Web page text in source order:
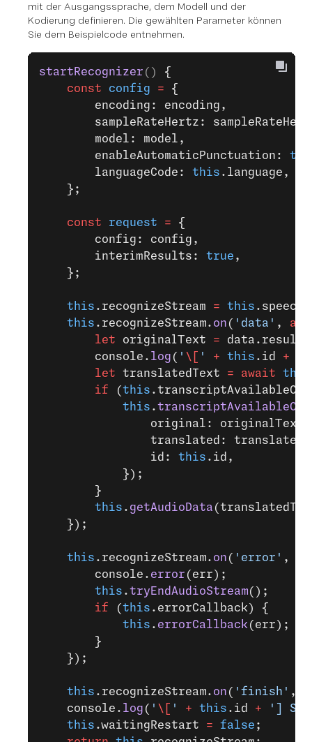
mit der Ausgangssprache, dem Modell und der
Kodierung definieren. Die gewählten Parameter können
Sie dem Beispielcode entnehmen.
startRecognizer () {
    const
config = {
        encoding: encoding,
sampleRateHertz:
        model: model,
        enableAutomaticPunctuation:
        languageCode:
this .language,
    };
    const
request = {
        config: config,
        interimResults:
true ,
    };
    this
.recognizeStream = this
    this
.recognizeStream. on ( 'data' ,
        let
originalText =
        console.
log ( ' \[ ' + this .id +
        let
translatedText = await this
        if
(this
            this
.
                original: originalText,
translated:
                id:
this .id,
            });
        }
        this
. getAudioData
    });
    this
.recognizeStream. on ( 'error' , (
        console.
error (err);
        this
.tryEndAudioStream();
        if
(this .errorCallback) {
            this
. errorCallback (err);
        }
    });
    this
.recognizeStream. on ( 'finish' , (
    console.
log ( ' \[ ' + this .id + ']
    this
.waitingRestart = false ;